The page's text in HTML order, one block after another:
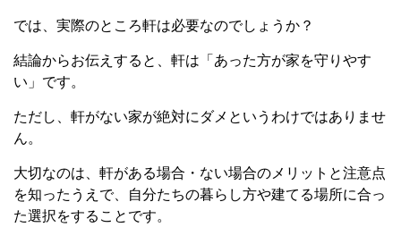
では、実際のところ軒は必要なのでしょうか？
結論からお伝えすると、軒は「あった方が家を守りやす
い」です。
ただし、軒がない家が絶対にダメというわけではありませ
ん。
大切なのは、軒がある場合・ない場合のメリットと注意点
を知ったうえで、自分たちの暮らし方や建てる場所に合っ
た選択をすることです。